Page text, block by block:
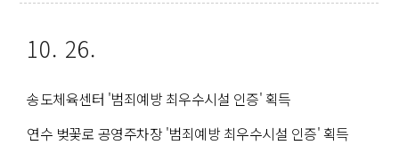
10. 26.
송도체육센터 '범죄예방 최우수시설 인증' 획득
연수 벚꽃로 공영주차장 '범죄예방 최우수시설 인증' 획득